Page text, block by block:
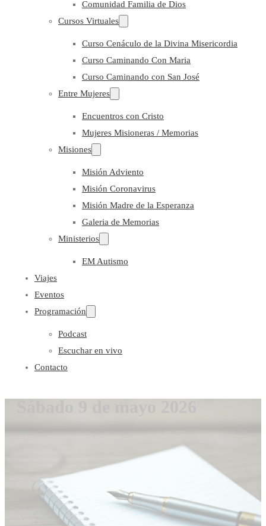
Comunidad Familia de Dios
Cursos Virtuales
Curso Cenáculo de la Divina Misericordia
Curso Caminando Con Maria
Curso Caminando con San José
Entre Mujeres
Encuentros con Cristo
Mujeres Misioneras / Memorias
Misiones
Misión Adviento
Misión Coronavirus
Misión Madre de la Esperanza
Galeria de Memorias
Ministerios
EM Autismo
Viajes
Eventos
Programación
Podcast
Escuchar en vivo
Contacto